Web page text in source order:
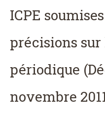
ICPE
précisions
périodique
novembre